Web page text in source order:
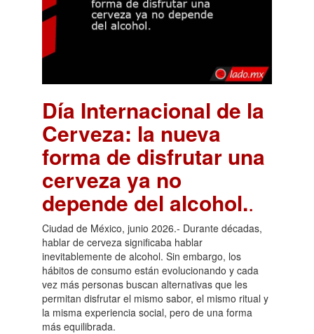
Día Internacional de la
Cerveza: la nueva
forma de disfrutar una
cerveza ya no
depende del alcohol..
Ciudad de México, junio 2026.- Durante décadas,
hablar de cerveza significaba hablar
inevitablemente de alcohol. Sin embargo, los
hábitos de consumo están evolucionando y cada
vez más personas buscan alternativas que les
permitan disfrutar el mismo sabor, el mismo ritual y
la misma experiencia social, pero de una forma
más equilibrada.